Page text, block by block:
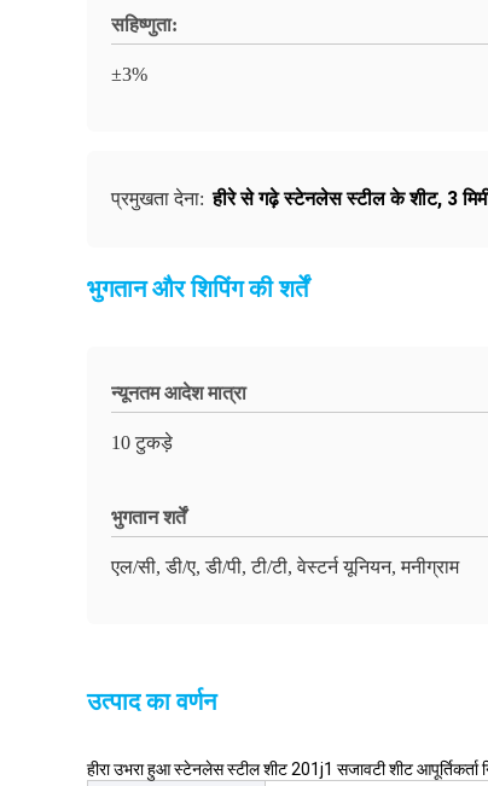
सहिष्णुता:
±3%
प्रमुखता देना: हीरे से गढ़े स्टेनलेस स्टील के शीट, 3
भुगतान और शिपिंग की शर्तें
न्यूनतम आदेश मात्रा
10 टुकड़े
भुगतान शर्तें
एल/सी, डी/ए, डी/पी, टी/टी, वेस्टर्न यूनियन, मनीग्राम
उत्पाद का वर्णन
हीरा उभरा हुआ स्टेनलेस स्टील शीट 201j1 सजावटी शीट आपूर्तिकर्ता